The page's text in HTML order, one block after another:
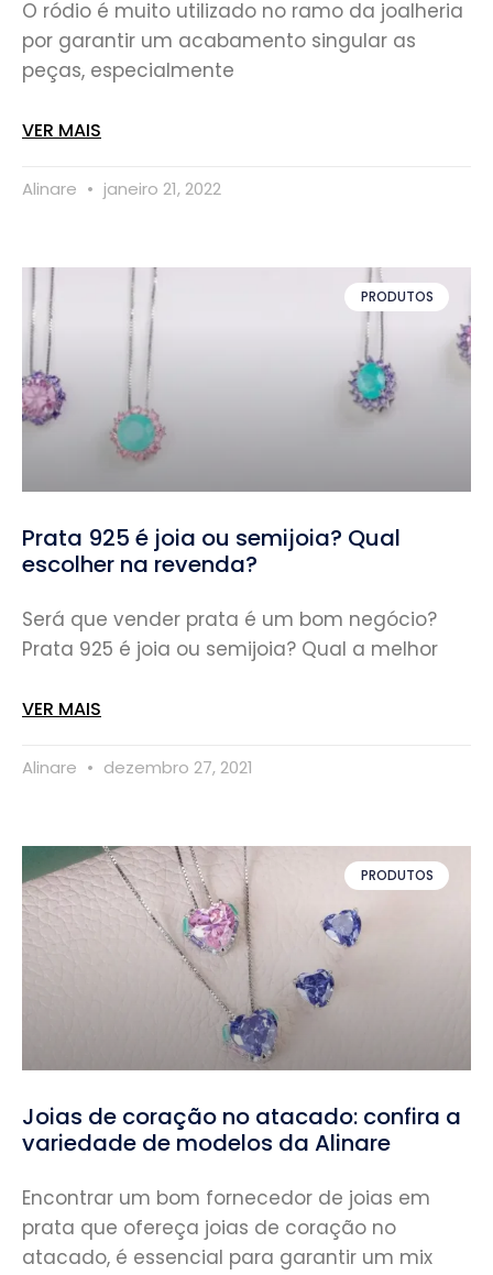
O ródio é muito utilizado no ramo da joalheria
por garantir um acabamento singular as
peças, especialmente
VER MAIS
Alinare janeiro 21, 2022
PRODUTOS
Prata 925 é joia ou semijoia? Qual
escolher na revenda?
Será que vender prata é um bom negócio?
Prata 925 é joia ou semijoia? Qual a melhor
VER MAIS
Alinare dezembro 27, 2021
PRODUTOS
Joias de coração no atacado: confira a
variedade de modelos da Alinare
Encontrar um bom fornecedor de joias em
prata que ofereça joias de coração no
atacado, é essencial para garantir um mix